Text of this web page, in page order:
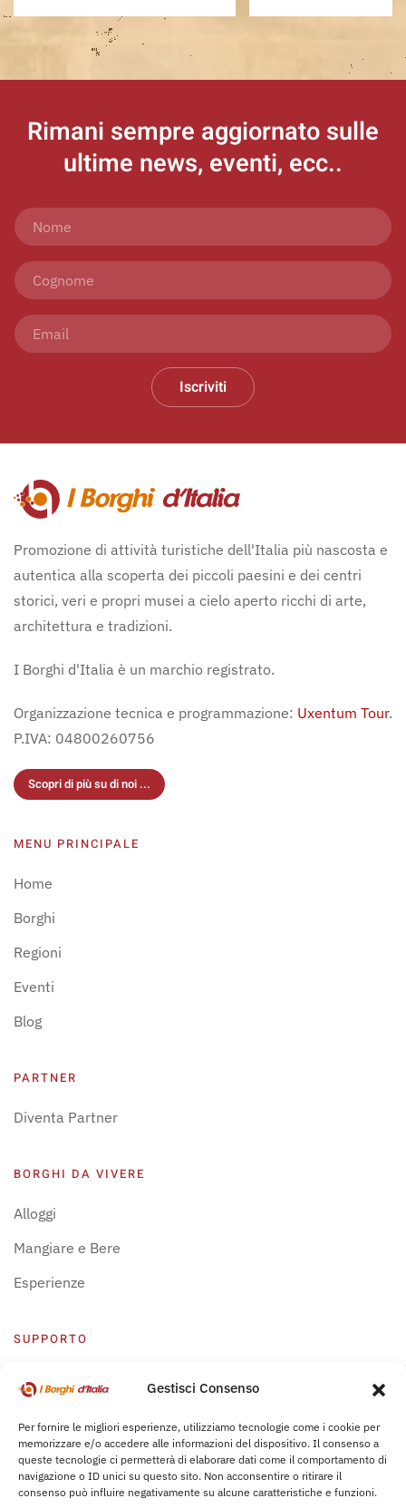
Gestisci Consenso
Per fornire le migliori esperienze, utilizziamo tecnologie come i cookie per
memorizzare e/o accedere alle informazioni del dispositivo. Il consenso a
queste tecnologie ci permetterà di elaborare dati come il comportamento di
navigazione o ID unici su questo sito. Non acconsentire o ritirare il
consenso può influire negativamente su alcune caratteristiche e funzioni.
Rimani sempre aggiornato sulle
ultime news, eventi, ecc..
Iscriviti
Promozione di attività turistiche dell'Italia più nascosta e
autentica alla scoperta dei piccoli paesini e dei centri
storici, veri e propri musei a cielo aperto ricchi di arte,
architettura e tradizioni.
I Borghi d'Italia è un marchio registrato.
Organizzazione tecnica e programmazione: Uxentum Tour.
P.IVA: 04800260756
Scopri di più su di noi ...
MENU PRINCIPALE
Home
Borghi
Regioni
Eventi
Blog
PARTNER
Diventa Partner
BORGHI DA VIVERE
Alloggi
Mangiare e Bere
Esperienze
SUPPORTO
Centro Supporto
Leggi Bochure